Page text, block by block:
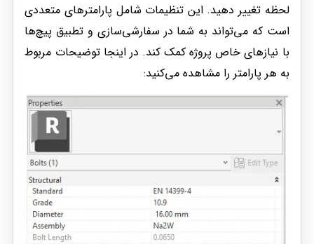
لحظه تغییر دهید. این تنظیمات شامل پارامترهای متعددی
است که می‌تواند به شما در سفارشی‌سازی و تطبیق پیچ‌ها
با نیازهای خاص پروژه کمک کند. در اینجا توضیحات مربوط
به هر پارامتر را مشاهده می‌کنید: